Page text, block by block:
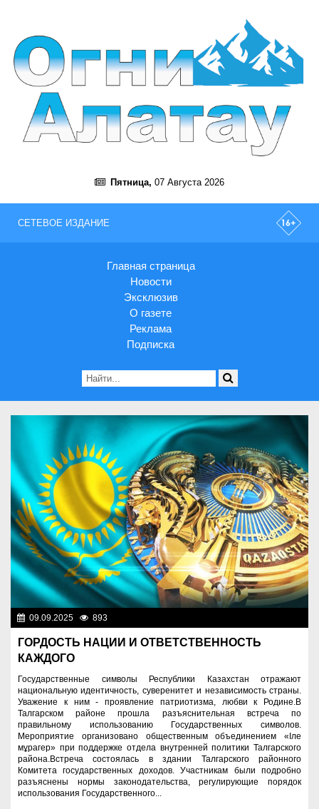
Пятница, 07 Августа 2026
СЕТЕВОЕ ИЗДАНИЕ
Главная страница
Новости
Эксклюзив
О газете
Реклама
Подписка
09.09.2025 893
ГОРДОСТЬ НАЦИИ И ОТВЕТСТВЕННОСТЬ
КАЖДОГО
Государственные символы Республики Казахстан отражают
национальную идентичность, суверенитет и независимость страны.
Уважение к ним - проявление патриотизма, любви к Родине.В
Талгарском районе прошла разъяснительная встреча по
правильному использованию Государственных символов.
Мероприятие организовано общественным объединением «Іле
мұрагер» при поддержке отдела внутренней политики Талгарского
района.Встреча состоялась в здании Талгарского районного
Комитета государственных доходов. Участникам были подробно
разъяснены нормы законодательства, регулирующие порядок
использования Государственного...